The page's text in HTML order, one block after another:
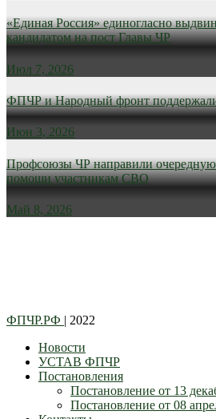
«Единая Россия» единогласно
кандидатом на пост Главы ЧР
Июл 7, 2026
ФПЧР и Народный фронт
Июн 3, 2026
Профсоюзы ЧР направили
помощи участникам СВО
Май 8, 2026
ФПЧР.РФ | 2022
Новости
УСТАВ ФПЧР
Постановления
Постановление от 13
Постановление от 08